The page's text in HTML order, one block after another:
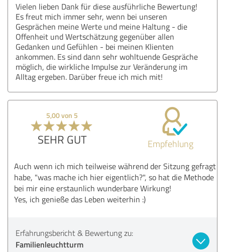
Vielen lieben Dank für diese ausführliche Bewertung!
Es freut mich immer sehr, wenn bei unseren
Gesprächen meine Werte und meine Haltung - die
Offenheit und Wertschätzung gegenüber allen
Gedanken und Gefühlen - bei meinen Klienten
ankommen. Es sind dann sehr wohltuende Gespräche
möglich, die wirkliche Impulse zur Veränderung im
Alltag ergeben. Darüber freue ich mich mit!
5,00 von 5
SEHR GUT Empfehlung
Auch wenn ich mich teilweise während der Sitzung gefragt
habe, "was mache ich hier eigentlich?", so hat die Methode
bei mir eine erstaunlich wunderbare Wirkung!
Yes, ich genieße das Leben weiterhin :)
Erfahrungsbericht & Bewertung zu:
Familienleuchtturm